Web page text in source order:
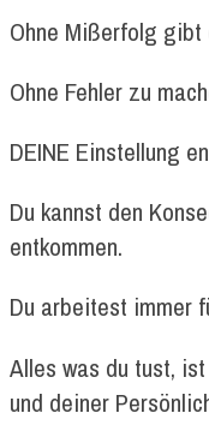
Ohne Mißerfolg gibt
Ohne Fehler zu
DEINE Einstellung
Du kannst den
entkommen.
Du arbeitest immer
Alles was du tust,
und deiner